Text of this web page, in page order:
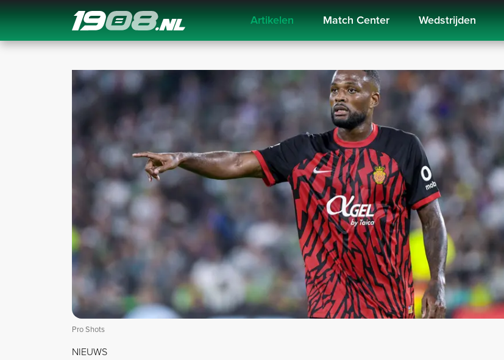
Navigation Artikelen Match Center Wedstrijden
Pro Shots
NIEUWS